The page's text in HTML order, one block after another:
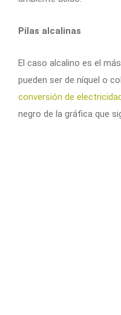
Pilas alcalinas
El caso alcalino es el
pueden ser de níquel o
conversión de
negro de la gráfica que